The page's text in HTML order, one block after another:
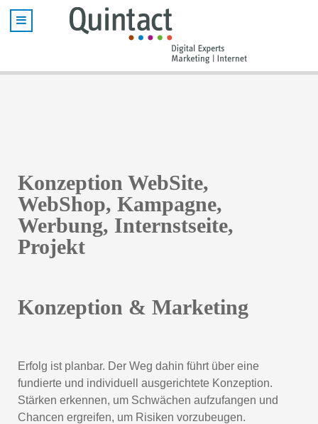
Konzeption WebSite,
WebShop, Kampagne,
Werbung, Internstseite,
Projekt
Konzeption & Marketing
Erfolg ist planbar. Der Weg dahin führt über eine
fundierte und individuell ausgerichtete Konzeption.
Stärken erkennen, um Schwächen aufzufangen und
Chancen ergreifen, um Risiken vorzubeugen.